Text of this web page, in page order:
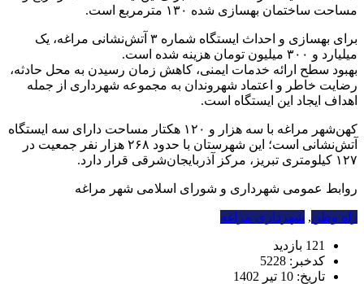
مساحت ساختمان بهسازی شده ۱۳۰ مترمربع است.
برای بهسازی و احداث ایستگاه شماره ۳ آتش‌نشانی مراغه، یک
میلیارد و ۳۰۰ میلیون تومان هزینه شده است.
بهبود سطح ارائه خدمات ایمنی، کاهش زمان رسیدن به محل حادثه،
رضایت خاطر و اعتماد شهروندان به مجموعه شهرداری از جمله
اهداف ایجاد این ایستگاه است.
کهن‌شهر مراغه با سه هزار و ۱۲۰ هکتار مساحت دارای سه ایستگاه
آتش‌نشانی است؛ این شهرستان با حدود ۲۶۸ هزار نفر جمعیت در
۱۲۷ کیلومتری تبریز، مرکز آذربایجان‌شرقی قرار دارد.
روابط عمومی شهرداری و شورای اسلامی شهر مراغه
راه وطن, شهرداری مراغه
121 بازدید
کدخبر: 5228
تاریخ: 10 تیر 1402